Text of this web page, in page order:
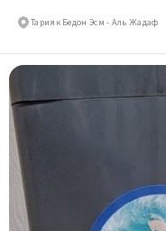
Тарияк Бедон Эсм - Аль Жадаф